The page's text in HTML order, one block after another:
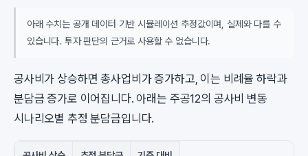
아래 수치는 공개 데이터 기반 시뮬레이션 추정값이며, 실제와 다를 수
있습니다. 투자 판단의 근거로 사용할 수 없습니다.
공사비가 상승하면 총사업비가 증가하고, 이는 비례율 하락과
분담금 증가로 이어집니다. 아래는 주공12의 공사비 변동
시나리오별 추정 분담금입니다.